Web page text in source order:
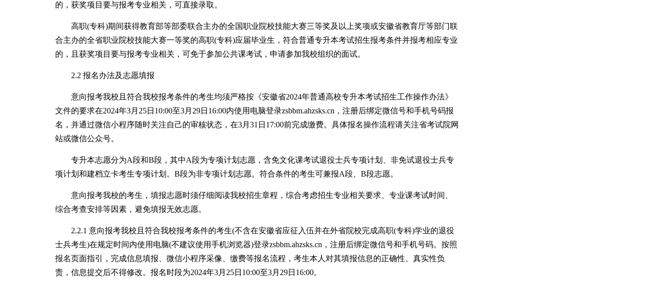
的，获奖项目要与报考专业相关，可直接录取。
高职(专科)期间获得教育部等部委联合主办的全国职业院校技能大赛三等奖及以上奖项或安徽省教育厅等部门联
合主办的全省职业院校技能大赛一等奖的高职(专科)应届毕业生，符合普通专升本考试招生报考条件并报考相应专业
的，且获奖项目要与报考专业相关，可免于参加公共课考试，申请参加我校组织的面试。
2.2 报名办法及志愿填报
意向报考我校且符合我校报考条件的考生均须严格按《安徽省2024年普通高校专升本考试招生工作操作办法》
文件的要求在2024年3月25日10:00至3月29日16:00内使用电脑登录zsbbm.ahzsks.cn，注册后绑定微信号和手机号码报
名，并通过微信小程序随时关注自己的审核状态，在3月31日17:00前完成缴费。具体报名操作流程请关注省考试院网
站或微信公众号。
专升本志愿分为A段和B段，其中A段为专项计划志愿，含免文化课考试退役士兵专项计划、非免试退役士兵专
项计划和建档立卡考生专项计划。B段为非专项计划志愿。符合条件的考生可兼报A段、B段志愿。
意向报考我校的考生，填报志愿时须仔细阅读我校招生章程，综合考虑招生专业相关要求、专业课考试时间、
综合考查安排等因素，避免填报无效志愿。
2.2.1 意向报考我校且符合我校报考条件的考生(不含在安徽省应征入伍并在外省院校完成高职(专科)学业的退役
士兵考生)在规定时间内使用电脑(不建议使用手机浏览器)登录zsbbm.ahzsks.cn，注册后绑定微信号和手机号码。按照
报名页面指引，完成信息填报、微信小程序采像、缴费等报名流程，考生本人对其填报信息的正确性、真实性负
责，信息提交后不得修改。报名时段为2024年3月25日10:00至3月29日16:00。